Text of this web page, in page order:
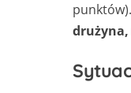
drużyna,